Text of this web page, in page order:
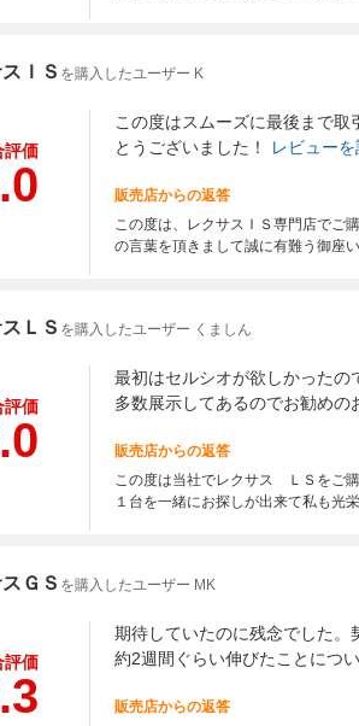
ＩＳ を購入したユーザー K
評価
この度はスムーズに最後まで
とうございました！
レビュー
販売店からの返答
この度は、レクサスＩＳ専門店でご
の言葉を頂きまして誠に有難う御座
ＬＳ を購入したユーザー くましん
評価
最初はセルシオが欲しかったの
多数展示してあるのでお勧めの
販売店からの返答
この度は当社でレクサス ＬＳをご
１台を一緒にお探しが出来て私も光
ＧＳ を購入したユーザー MK
評価
期待していたのに残念でした
約2週間ぐらい伸びたことにつ
販売店からの返答